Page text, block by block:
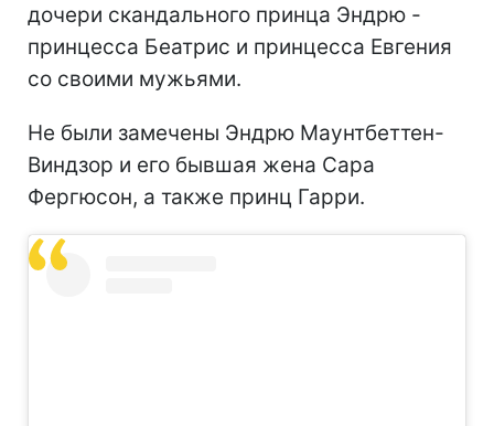
дочери скандального принца Эндрю -
принцесса Беатрис и принцесса Евгения
со своими мужьями.
Не были замечены Эндрю Маунтбеттен-
Виндзор и его бывшая жена Сара
Фергюсон, а также принц Гарри.